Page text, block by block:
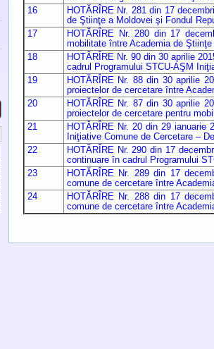
16
HOTĂRÎRE Nr. 281 din 17
de Ştiinţe a Moldovei şi Fondul
17
HOTĂRÎRE Nr. 280 din 17
mobilitate între Academia de
18
HOTĂRÎRE Nr. 90 din 30 aprilie
cadrul Programului STCU-AŞM
19
HOTĂRÎRE Nr. 88 din 30 aprilie
proiectelor de cercetare între
20
HOTĂRÎRE Nr. 87 din 30 aprilie
proiectelor de cercetare pentru
21
HOTĂRÎRE Nr. 20 din 29 ianuarie
Iniţiative Comune de Cercetare –
22
HOTĂRÎRE Nr. 290 din 17
continuare în cadrul Programului
23
HOTĂRÎRE Nr. 289 din 17
comune de cercetare între
24
HOTĂRÎRE Nr. 288 din 17
comune de cercetare între